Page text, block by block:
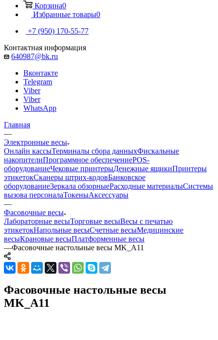
Корзина0
Избранные товары0
+7 (950) 170-55-77
Контактная информация
640987@bk.ru
Вконтакте
Telegram
Viber
Viber
WhatsApp
Главная
—
Электронные весы
Онлайн кассыТерминалы сбора данныхФискальные
накопителиПрограммное обеспечениеPOS-
оборудованиеЧековые принтерыДенежные ящикиПринтеры
этикетокСканеры штрих-кодовБанковское
оборудованиеЗеркала обзорныеРасходные материалыСистемы
вызова персоналаТокеныАксессуары
—
Фасовочные весы
Лабораторные весыТорговые весыВесы с печатью
этикетокНапольные весыСчетные весыМедицинские
весыКрановые весыПлатформенные весы
—Фасовочные настольные весы MK_A11
Фасовочные настольные весы
MK_A11